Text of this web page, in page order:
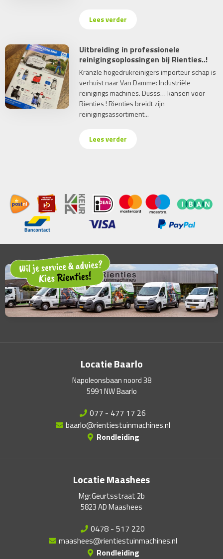
Lees verder
Uitbreiding in professionele
reinigingsoplossingen bij Rienties..!
Kränzle hogedrukreinigers importeur schap is
verhuist naar Van Damme: Industriële
reinigings machines. Dusss… kansen voor
Rienties ! Rienties breidt zijn
reinigingsassortiment...
Lees verder
Locatie Baarlo
Napoleonsbaan noord 38
5991 NW Baarlo
077 - 477 17 26
baarlo@rientiestuinmachines.nl
Rondleiding
Locatie Maashees
Mgr.Geurtsstraat 2b
5823 AD Maashees
0478 - 517 220
maashees@rientiestuinmachines.nl
Rondleiding